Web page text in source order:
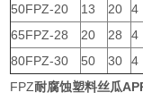
50FPZ-20
13 20 4
65FPZ-28
20 28 4
80FPZ-30
50 30 4
FPZ耐腐蚀塑料丝瓜